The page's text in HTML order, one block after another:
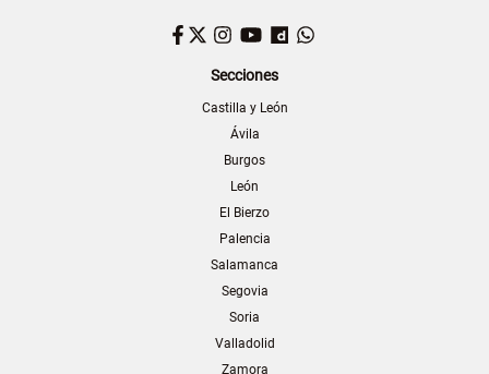
Facebook
TwitterInstagram
YouTubeDailymotion
Secciones
Castilla y León
Ávila
Burgos
León
El Bierzo
Palencia
Salamanca
Segovia
Soria
Valladolid
Zamora